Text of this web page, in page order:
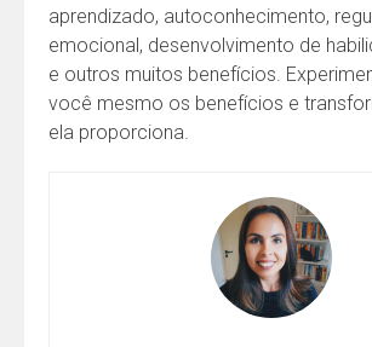
aprendizado, autoconhecimento,
emocional, desenvolvimento de
e outros muitos benefícios.
você mesmo os benefícios e
ela proporciona.